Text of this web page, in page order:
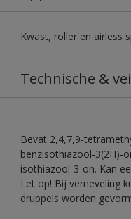
Kwast, roller en airless
Technische &
Bevat 2,4,7,9-
benzisothiazool-3(2H)-
isothiazool-3-on. Kan
Let op! Bij verneveling
druppels worden